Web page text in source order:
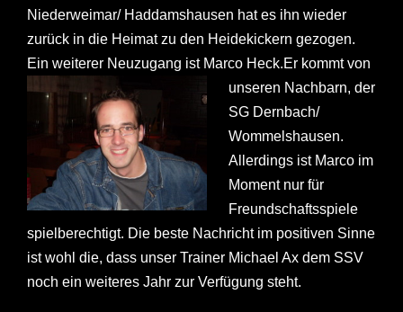
Niederweimar/ Haddamshausen hat es ihn wieder
zurück in die Heimat zu den Heidekickern gezogen.
Ein weiterer Neuzugang ist Marco Heck.Er kommt von
unseren Nachbarn, der
SG Dernbach/
Wommelshausen.
Allerdings ist Marco im
Moment nur für
Freundschaftsspiele
spielberechtigt. Die beste Nachricht im positiven Sinne
ist wohl die, dass unser Trainer Michael Ax dem SSV
noch ein weiteres Jahr zur Verfügung steht.